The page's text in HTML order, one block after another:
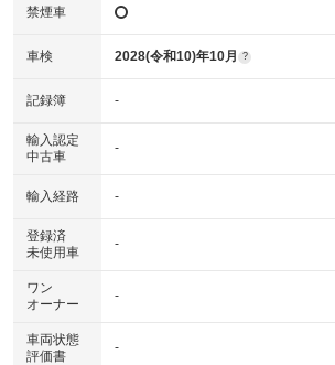
禁煙車
車検 2028(令和10)年10月 ?
記録簿 -
輸入認定
中古車
-
輸入経路 -
登録済
未使用車
-
ワン
オーナー
-
車両状態
評価書
-